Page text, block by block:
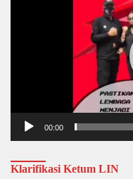
00:00
Klarifikasi Ketum LIN